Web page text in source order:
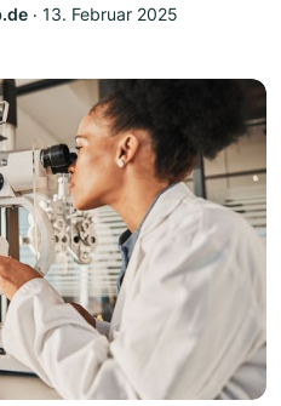
‧ 13. Februar 2025